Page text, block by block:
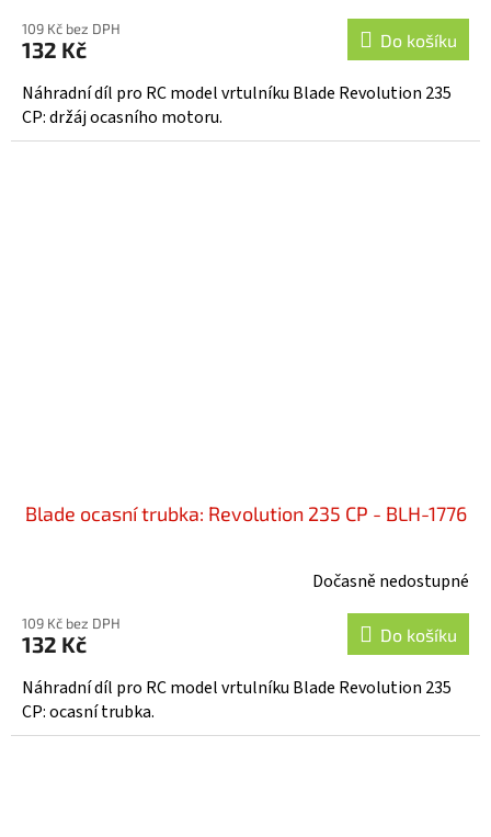
109 Kč bez DPH
132 Kč Do košíku
Náhradní díl pro RC model vrtulníku Blade Revolution 235
CP: držáj ocasního motoru.
Blade ocasní trubka: Revolution 235 CP - BLH-1776
Dočasně nedostupné
109 Kč bez DPH
132 Kč Do košíku
Náhradní díl pro RC model vrtulníku Blade Revolution 235
CP: ocasní trubka.